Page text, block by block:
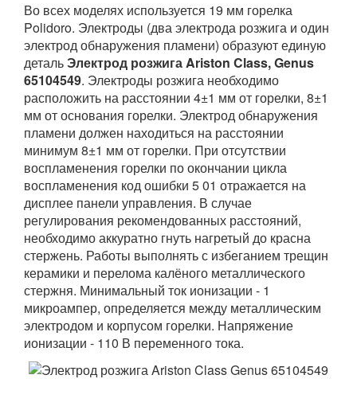
Во всех моделях используется 19 мм горелка
Polidоro. Электроды (два электрода розжига и один
электрод обнаружения пламени) образуют единую
детальЭлектрод розжига Ariston Class, Genus
65104549. Электроды розжига необходимо
расположить на расстоянии 4±1 мм от горелки, 8±1
мм от основания горелки. Электрод обнаружения
пламени должен находиться на расстоянии
минимум 8±1 мм от горелки. При отсутствии
воспламенения горелки по окончании цикла
воспламенения код ошибки 5 01 отражается на
дисплее панели управления. В случае
регулирования рекомендованных расстояний,
необходимо аккуратно гнуть нагретый до красна
стержень. Работы выполнять с избеганием трещин
керамики и перелома калёного металлического
стержня. Минимальный ток ионизации - 1
микроампер, определяется между металлическим
электродом и корпусом горелки. Напряжение
ионизации - 110 В переменного тока.